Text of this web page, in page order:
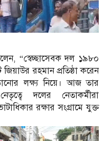
“স্বেচ্ছাসেবক দল ১৯৮০
রহমান প্রতিষ্ঠা করেন
লক্ষ্য নিয়ে। আজ তার
দলের নেতাকর্মীরা
রক্ষার সংগ্রামে যুক্ত